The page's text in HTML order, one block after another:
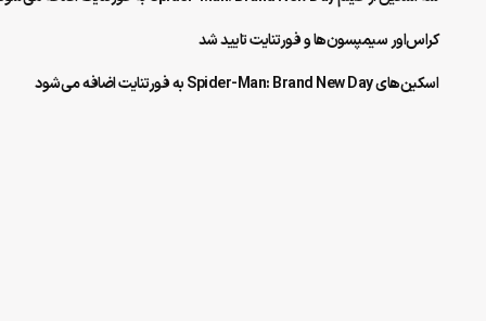
کراس‌اور سیمپسون‌ها و فورتنایت تایید شد
اسکین‌‌های Spider-Man: Brand New Day به فورتنایت اضافه می‌شود